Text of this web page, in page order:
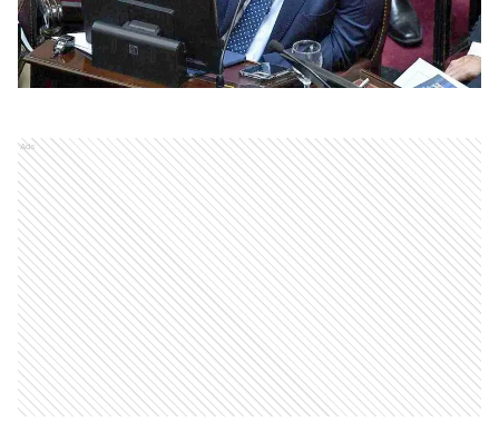
Ads